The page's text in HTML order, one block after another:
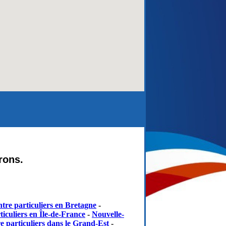
particuliers en Bretagne -
en Île-de-France - Nouvelle-
particuliers dans le Grand-Est -